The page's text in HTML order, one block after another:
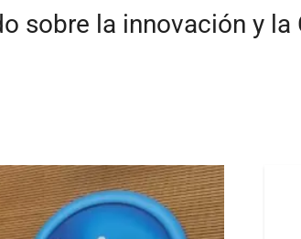
sobre la innovación y la